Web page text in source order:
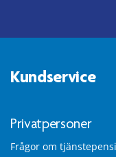
Kundservice
Privatpersoner
Frågor om